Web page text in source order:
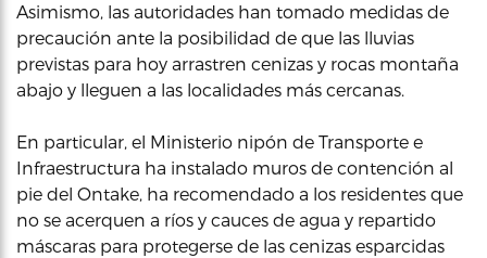
Asimismo, las autoridades han tomado medidas de
precaución ante la posibilidad de que las lluvias
previstas para hoy arrastren cenizas y rocas montaña
abajo y lleguen a las localidades más cercanas.
En particular, el Ministerio nipón de Transporte e
Infraestructura ha instalado muros de contención al
pie del Ontake, ha recomendado a los residentes que
no se acerquen a ríos y cauces de agua y repartido
máscaras para protegerse de las cenizas esparcidas